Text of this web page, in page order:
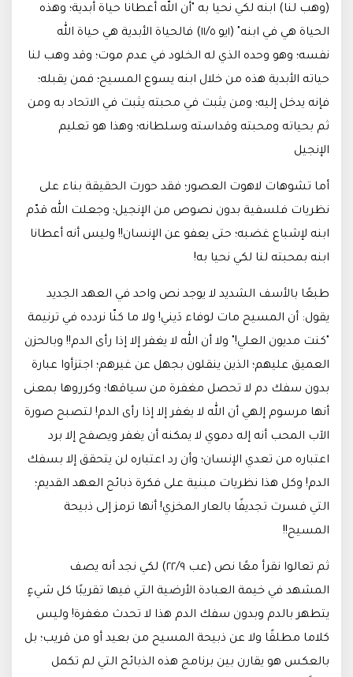
(وهب لنا) ابنه لكي نحيا به "أن الله أعطانا حياة أبدية؛ وهذه
الحياة هي في ابنه" (١يو ١١/٥) فالحياة الأبدية هي حياة الله
نفسه؛ وهو وحده الذي له الخلود في عدم موت؛ وقد وهب لنا
حياته الأبدية هذه من خلال ابنه يسوع المسيح؛ فمن يقبله؛
فإنه يدخل إليه؛ ومن يثبت في محبته يثبت في الاتحاد به ومن
ثم بحياته ومحبته وقداسته وسلطانه؛ وهذا هو تعليم
الإنجيل
أما تشوهات لاهوت العصور؛ فقد حورت الحقيقة بناء على
نظريات فلسفية بدون نصوص من الإنجيل؛ وجعلت الله قدّم
ابنه لإشباع غضبه؛ حتى يعفو عن الإنسان!! وليس أنه أعطانا
ابنه بمحبته لنا لكي نحيا به!
طبعًا بالأسف الشديد لا يوجد نص واحد في العهد الجديد
يقول: أن المسيح مات لوفاء دَيني! ولا ما كنّا نردده في ترنيمة
"كنت مديون العلي!" ولا أن الله لا يغفر إلا إذا رأى الدم!! وبالحزن
العميق عليهم؛ الذين ينقلون بجهل عن غيرهم؛ اجتزأوا عبارة
بدون سفك دم لا تحصل مغفرة من سياقها؛ وكرروها بمعنى
أنها مرسوم إلهي أن الله لا يغفر إلا إذا رأى الدم! لتصبح صورة
الآب المحب أنه إله دموي لا يمكنه أن يغفر ويصفح إلا برد
اعتباره من تعدي الإنسان؛ وأن رد اعتباره لن يتحقق إلا بسفك
الدم! وكل هذا نظريات مبنية على فكرة ذبائح العهد القديم؛
التي فسرت تجديفًا بالعار المخزي! أنها ترمز إلى ذبيحة
المسيح!!
ثم تعالوا نقرأ معًا نص (عب ٢٢/٩) لكي نجد أنه يصف
المشهد في خيمة العبادة الأرضية التي فيها تقريبًا كل شيءٍ
يتطهر بالدم وبدون سفك الدم هذا لا تحدث مغفرة! وليس
كلاما مطلقًا ولا عن ذبيحة المسيح من بعيد أو من قريب؛ بل
بالعكس هو يقارن بين برنامج هذه الذبائح التي لم تكمل